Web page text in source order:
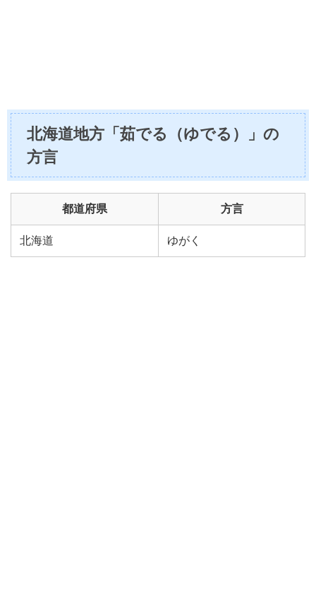
北海道地方「茹でる（ゆでる）」の
方言
都道府県 方言
北海道 ゆがく